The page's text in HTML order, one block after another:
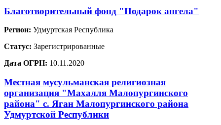
Благотворительный фонд "Подарок ангела"
Регион: Удмуртская Республика
Статус: Зарегистрированные
Дата ОГРН: 10.11.2020
Местная мусульманская религиозная
организация "Махалля Малопургинского
района" с. Яган Малопургинского района
Удмуртской Республики